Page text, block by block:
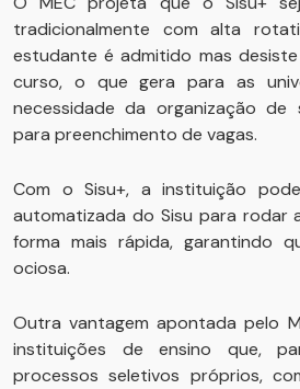
tradicionalmente com alta
estudante é admitido mas
curso, o que gera para as
necessidade da organização de
para preenchimento de vagas.
Com o Sisu+, a instituição
automatizada do Sisu para rodar
forma mais rápida, garantindo
ociosa.
Outra vantagem apontada pelo
instituições de ensino que,
processos seletivos próprios,